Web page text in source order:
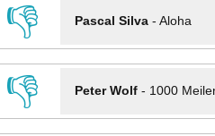
👎
Pascal Silva- Aloha
👎
Peter Wolf- 1000